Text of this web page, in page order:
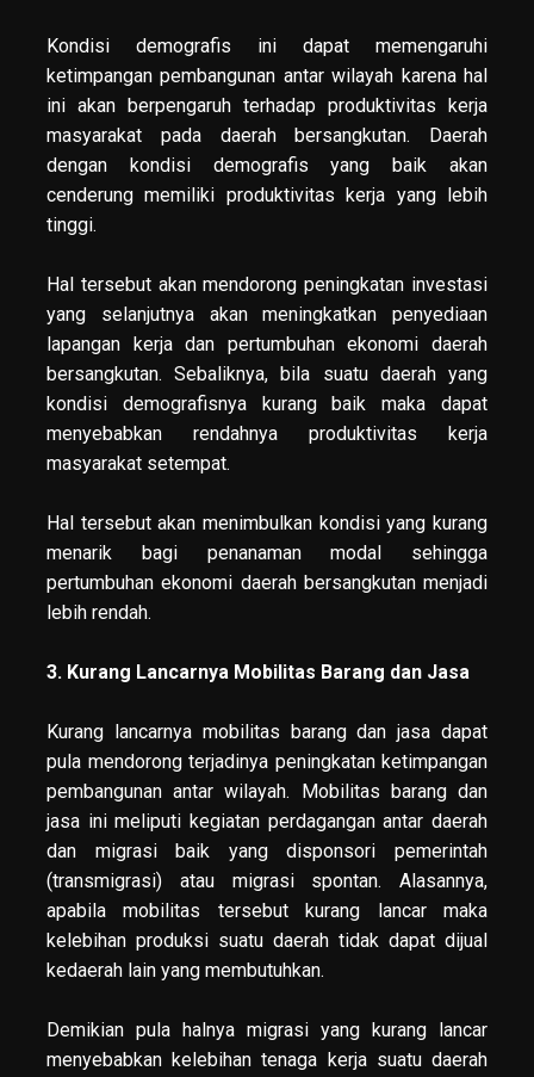
Kondisi demografis ini dapat memengaruhi
ketimpangan pembangunan antar wilayah karena hal
ini akan berpengaruh terhadap produktivitas kerja
masyarakat pada daerah bersangkutan. Daerah
dengan kondisi demografis yang baik akan
cenderung memiliki produktivitas kerja yang lebih
tinggi.
Hal tersebut akan mendorong peningkatan investasi
yang selanjutnya akan meningkatkan penyediaan
lapangan kerja dan pertumbuhan ekonomi daerah
bersangkutan. Sebaliknya, bila suatu daerah yang
kondisi demografisnya kurang baik maka dapat
menyebabkan rendahnya produktivitas kerja
masyarakat setempat.
Hal tersebut akan menimbulkan kondisi yang kurang
menarik bagi penanaman modal sehingga
pertumbuhan ekonomi daerah bersangkutan menjadi
lebih rendah.
3. Kurang Lancarnya Mobilitas Barang dan Jasa
Kurang lancarnya mobilitas barang dan jasa dapat
pula mendorong terjadinya peningkatan ketimpangan
pembangunan antar wilayah. Mobilitas barang dan
jasa ini meliputi kegiatan perdagangan antar daerah
dan migrasi baik yang disponsori pemerintah
(transmigrasi) atau migrasi spontan. Alasannya,
apabila mobilitas tersebut kurang lancar maka
kelebihan produksi suatu daerah tidak dapat dijual
kedaerah lain yang membutuhkan.
Demikian pula halnya migrasi yang kurang lancar
menyebabkan kelebihan tenaga kerja suatu daerah